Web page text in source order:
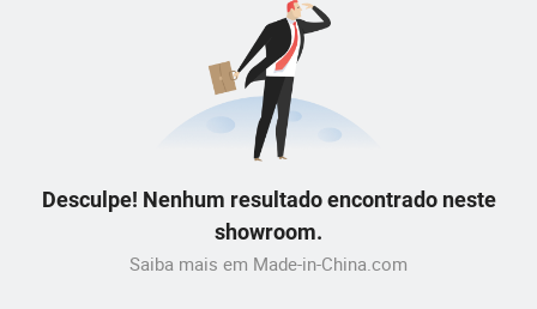
Desculpe! Nenhum resultado encontrado neste
showroom.
Saiba mais em Made-in-China.com